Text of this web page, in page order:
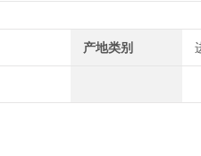
产地类别